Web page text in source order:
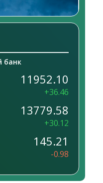
банк
11952.10
+36.46
13779.58
+30.12
145.21
-0.98